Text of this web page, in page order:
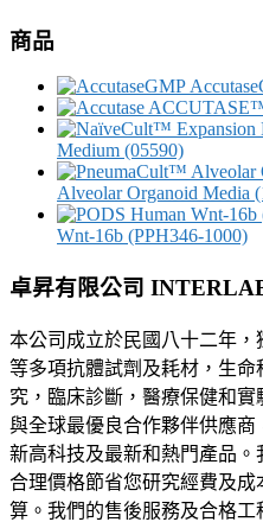
商品
Medium (05590)
Alveolar Organoid Media
Wnt-16b (PPH346-1000)
卓昇有限公司
本公司成立於民國八十二年
等多項抗體試劑及耗材，生
究，臨床診斷，醫療保健和
與全球最優良合作夥伴供應商
新高科技及最新和熱門產品
合理價格節省您研究經費及
算。我們的售後服務及合格